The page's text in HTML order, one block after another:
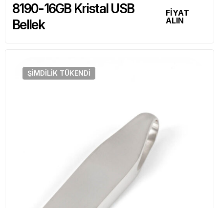
8190-16GB Kristal USB
Bellek
FİYAT
ALIN
ŞIMDILIK TÜKENDI